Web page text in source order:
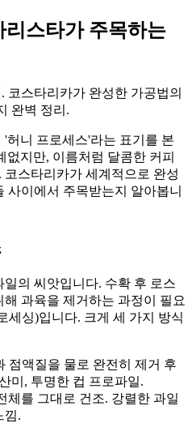
스타가 주목하는
코스타리카가 완성한 가공법의
완벽 정리.
허니 프로세스'라는 표기를 본
없지만, 이름처럼 달콤한 커피
스타리카가 세계적으로 완성
사이에서 주목받는지 알아봅니
의 씨앗입니다. 수확 후 로스
과육을 제거하는 과정이 필요
세싱)입니다. 크게 세 가지 방식
점액질을 물로 완전히 제거 후
미, 투명한 컵 프로파일.
체를 그대로 건조. 강렬한 과일
낌.